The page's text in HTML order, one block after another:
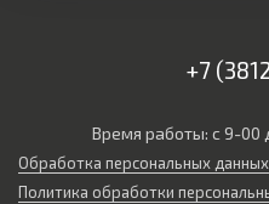
+7
Время работы: с 9-00
Обработка персональных данных
Политика обработки